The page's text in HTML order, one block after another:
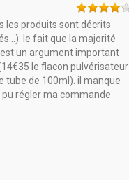
les produits sont décrits
le fait que la majorité
un argument important
le flacon pulvérisateur
tube de 100ml). il manque
régler ma commande